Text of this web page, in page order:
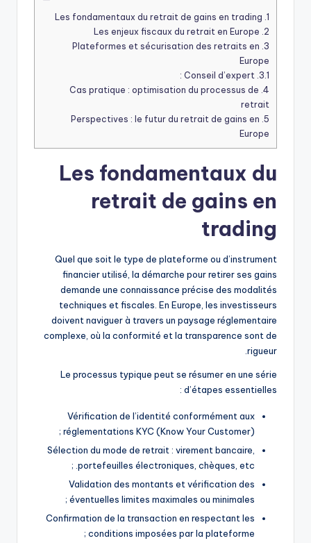
1.
2.
3.
Plateformes et sécurisation des retraits en
Europe
3.1.
4.
Cas pratique : optimisation du processus de
retrait
5.
Perspectives : le futur du retrait de gains en
Europe
Les fondamentaux du
retrait de gains en
trading
Quel que soit le type de plateforme ou d’instrument
financier utilisé, la démarche pour retirer ses gains
demande une connaissance précise des modalités
techniques et fiscales. En Europe, les investisseurs
doivent naviguer à travers un paysage réglementaire
complexe, où la conformité et la transparence sont de
rigueur.
Le processus typique peut se résumer en une série
d’étapes essentielles :
Vérification de l’identité conformément aux
réglementations KYC (Know Your Customer) ;
Sélection du mode de retrait : virement bancaire,
portefeuilles électroniques, chèques, etc. ;
Validation des montants et vérification des
éventuelles limites maximales ou minimales ;
Confirmation de la transaction en respectant les
conditions imposées par la plateforme ;